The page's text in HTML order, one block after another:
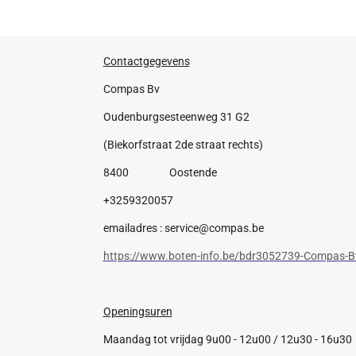
Contactgegevens
Compas Bv
Oudenburgsesteenweg 31 G2
(Biekorfstraat 2de straat rechts)
8400 Oostende
+3259320057
emailadres : service@compas.be
https://www.boten-info.be/bdr3052739-Compas-
Openingsuren
Maandag tot vrijdag 9u00 - 12u00 / 12u30 - 16u30